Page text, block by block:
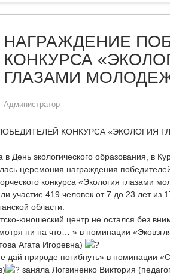
НАГРАЖДЕНИЕ
КОНКУРСА
ГЛАЗАМИ
Администратор
КОНКУРСА «ЭКОЛОГИЯ
в День экологического образования, в
церемония награждения
конкурса «Экология глазами
участие 419 человек от 7 до 23 лет из
области.
юношеский центр не остался без
ни на что… » в номинации
Агата Игоревна)
дай природе погибнуть» в номинации
заняла Логвиненко Виктория